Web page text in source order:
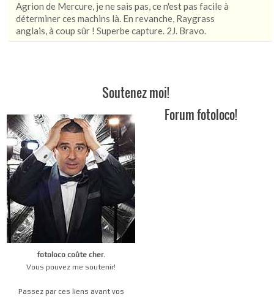
Agrion de Mercure, je ne sais pas, ce n'est pas facile à
déterminer ces machins là. En revanche, Raygrass
anglais, à coup sûr ! Superbe capture. 2J. Bravo.
Soutenez moi!
fotoloco coûte cher.
Vous pouvez me soutenir!
Passez par ces liens avant vos
Forum fotoloco!